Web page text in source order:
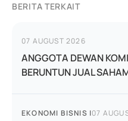
BERITA TERKAIT
07 AUGUST 2026
ANGGOTA DEWAN
BERUNTUN JUAL
EKONOMI BISNIS |07